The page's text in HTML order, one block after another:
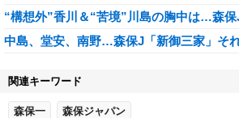
“構想外”香川＆“苦境”川島の胸中は…森
中島、堂安、南野…森保J「新御三家」そ
関連キーワード
森保一 森保ジャパン